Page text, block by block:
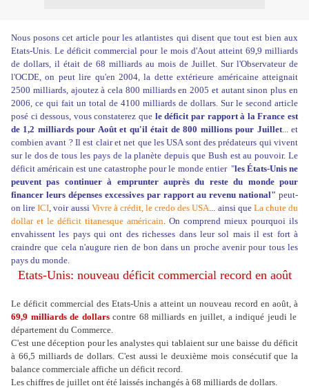
Nous posons cet article pour les atlantistes qui disent que tout est bien aux
Etats-Unis. Le déficit commercial pour le mois d'Aout atteint 69,9 milliards
de dollars, il était de 68 milliards au mois de Juillet. Sur l'Observateur de
l'OCDE, on peut lire qu'en 2004, la dette extérieure américaine atteignait
2500 milliards, ajoutez à cela 800 milliards en 2005 et autant sinon plus en
2006, ce qui fait un total de 4100 milliards de dollars. Sur le second article
posé ci dessous, vous constaterez que le déficit par rapport à la France est
de 1,2 milliards pour Août et qu'il était de 800 millions pour Juillet... et
combien avant ? Il est clair et net que les USA sont des prédateurs qui vivent
sur le dos de tous les pays de la planète depuis que Bush est au pouvoir. Le
déficit américain est une catastrophe pour le monde entier "les États-Unis ne
peuvent pas continuer à emprunter auprès du reste du monde pour
financer leurs dépenses excessives par rapport au revenu national" peut-
on lireICI, voir aussi Vivre à crédit, le credo des USA... ainsi que La chute du
dollar et le déficit titanesque américain. On comprend mieux pourquoi ils
envahissent les pays qui ont des richesses dans leur sol mais il est fort à
craindre que cela n'augure rien de bon dans un proche avenir pour tous les
pays du monde.
Etats-Unis: nouveau déficit commercial record en août
Le déficit commercial des Etats-Unis a atteint un nouveau record en août, à
69,9 milliards de dollarscontre 68 milliards en juillet, a indiqué jeudi le
département du Commerce.
C'est une déception pour les analystes qui tablaient sur une baisse du déficit
à 66,5 milliards de dollars. C'est aussi le deuxième mois consécutif que la
balance commerciale affiche un déficit record.
Les chiffres de juillet ont été laissés inchangés à 68 milliards de dollars.